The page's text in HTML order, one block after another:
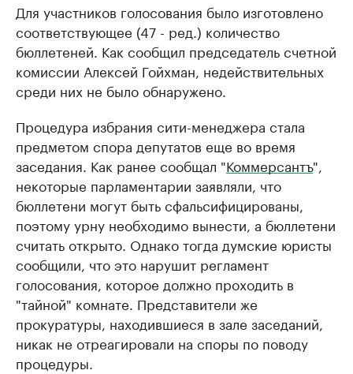
Для участников голосования было изготовлено
соответствующее (47 - ред.) количество
бюллетеней. Как сообщил председатель счетной
комиссии Алексей Гойхман, недействительных
среди них не было обнаружено.
Процедура избрания сити-менеджера стала
предметом спора депутатов еще во время
заседания. Как ранее сообщал "Коммерсантъ",
некоторые парламентарии заявляли, что
бюллетени могут быть сфальсифицированы,
поэтому урну необходимо вынести, а бюллетени
считать открыто. Однако тогда думские юристы
сообщили, что это нарушит регламент
голосования, которое должно проходить в
"тайной" комнате. Представители же
прокуратуры, находившиеся в зале заседаний,
никак не отреагировали на споры по поводу
процедуры.